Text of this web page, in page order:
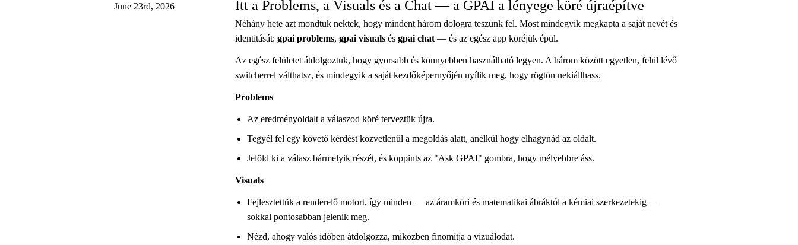
June 23rd, 2026
Itt a Problems, a Visuals és a Chat — a GPAI a lényege köré újraépítve
Néhány hete azt mondtuk nektek, hogy mindent három dologra teszünk fel. Most mindegyik megkapta a saját nevét és
identitását: gpai problems, gpai visuals és gpai chat — és az egész app köréjük épül.
Az egész felületet átdolgoztuk, hogy gyorsabb és könnyebben használható legyen. A három között egyetlen, felül lévő
switcherrel válthatsz, és mindegyik a saját kezdőképernyőjén nyílik meg, hogy rögtön nekiállhass.
Problems
Az eredményoldalt a válaszod köré terveztük újra.
Tegyél fel egy követő kérdést közvetlenül a megoldás alatt, anélkül hogy elhagynád az oldalt.
Jelöld ki a válasz bármelyik részét, és koppints az "Ask GPAI" gombra, hogy mélyebbre áss.
Visuals
Fejlesztettük a renderelő motort, így minden — az áramköri és matematikai ábráktól a kémiai szerkezetekig —
sokkal pontosabban jelenik meg.
Nézd, ahogy valós időben átdolgozza, miközben finomítja a vizuálodat.